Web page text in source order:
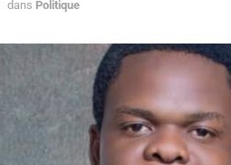
dans Politique